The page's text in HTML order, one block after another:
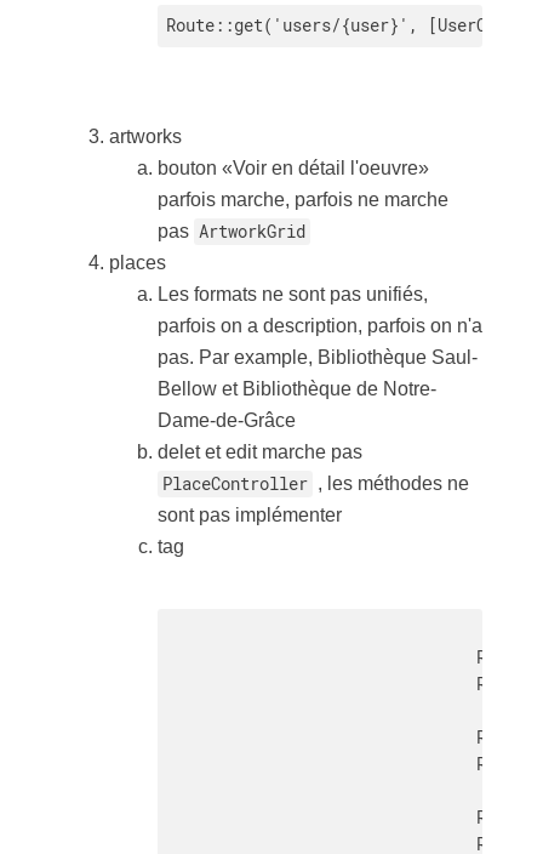
Route::get('users/{user}',
artworks
bouton «Voir en détail l'oeuvre»
parfois marche, parfois ne marche
pas ArtworkGrid
places
Les formats ne sont pas unifiés,
parfois on a description, parfois on n'a
pas. Par example, Bibliothèque Saul-
Bellow et Bibliothèque de Notre-
Dame-de-Grâce
delet et edit marche pas
PlaceController , les méthodes ne
sont pas implémenter
tag